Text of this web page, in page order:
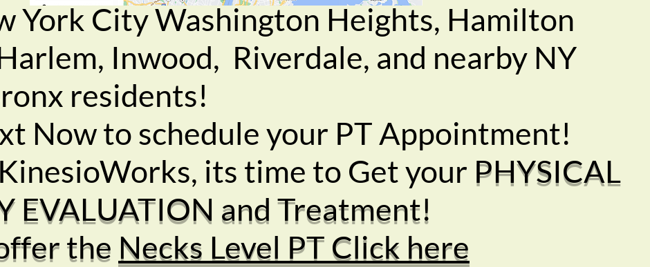
York City Washington Heights, Hamilton
Inwood, Riverdale, and nearby NY
residents!
Now to schedule your PT Appointment!
its time to Get your PHYSICAL
EVALUATION and Treatment!
the Necks Level PT Click here